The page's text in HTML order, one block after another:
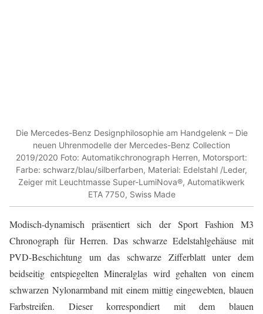
Die Mercedes-Benz Designphilosophie am Handgelenk – Die
neuen Uhrenmodelle der Mercedes-Benz Collection
2019/2020 Foto: Automatikchronograph Herren, Motorsport:
Farbe: schwarz/blau/silberfarben, Material: Edelstahl /Leder,
Zeiger mit Leuchtmasse Super-LumiNova®, Automatikwerk
ETA 7750, Swiss Made
Modisch-dynamisch präsentiert sich der Sport Fashion M3
Chronograph für Herren. Das schwarze Edelstahlgehäuse mit
PVD-Beschichtung um das schwarze Zifferblatt unter dem
beidseitig entspiegelten Mineralglas wird gehalten von einem
schwarzen Nylonarmband mit einem mittig eingewebten, blauen
Farbstreifen. Dieser korrespondiert mit dem blauen